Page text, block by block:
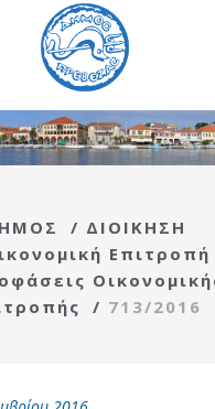
/ ΔΙΟΙΚΗΣΗ
Επιτροπή
/ 713/2016